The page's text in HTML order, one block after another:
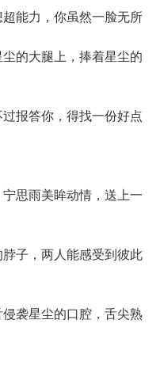
力，你虽然一脸无所
的大腿上，捧着星尘的
报答你，得找一份好点
雨美眸动情，送上一
子，两人能感受到彼此
袭星尘的口腔，舌尖熟